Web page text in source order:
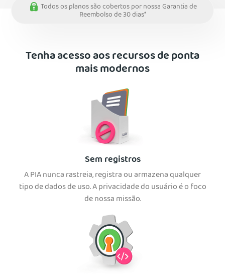
Todos os planos são cobertos por nossa Garantia de
Reembolso de 30 dias*
Tenha acesso aos recursos de ponta
mais modernos
Sem registros
A PIA nunca rastreia, registra ou armazena qualquer
tipo de dados de uso. A privacidade do usuário é o foco
de nossa missão.